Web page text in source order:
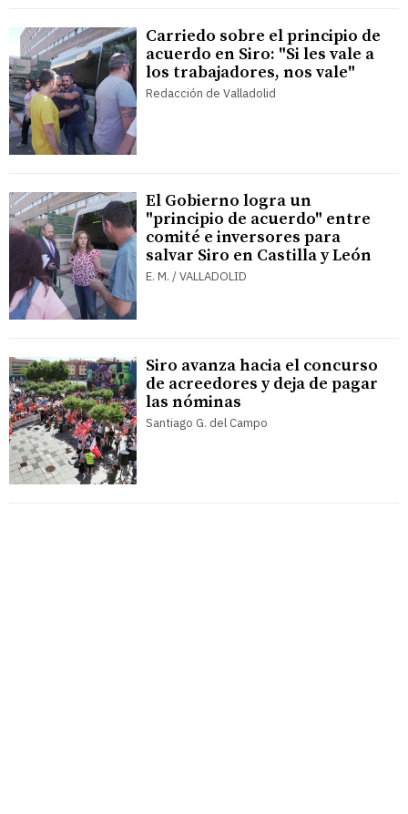
Carriedo sobre el principio de
acuerdo en Siro: "Si les vale a
los trabajadores, nos vale"
Redacción de Valladolid
El Gobierno logra un
"principio de acuerdo" entre
comité e inversores para
salvar Siro en Castilla y León
E. M. / VALLADOLID
Siro avanza hacia el concurso
de acreedores y deja de pagar
las nóminas
Santiago G. del Campo